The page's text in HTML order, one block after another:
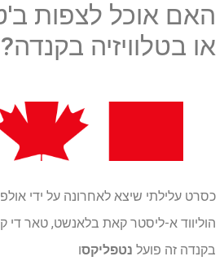
האם אוכל לצפות
או בטלוויזיה בקנדה?
כסרט עלילתי שיצא לאחרונה על ידי
הוליווד א-ליסטר קאת בלאנשט, טאר די
בקנדה זה פועל נטפליקסו